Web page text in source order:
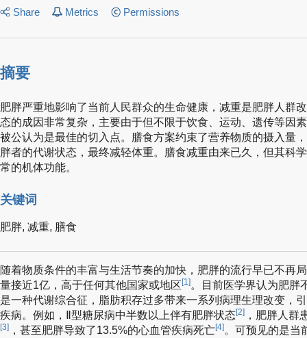
Share Metrics Permissions
摘要
肥胖严重地影响了当前人民群众的生命健康，减重是肥胖人群
态的成因非常复杂，主要由于但不限于饮食、运动、遗传等因
被公认为是最佳的切入点。膳食方案约束了营养物质的摄入量
胖者的代谢状态，最终减轻体重。膳食减重由来已久，但其科
常的机体功能。
关键词
肥胖, 减重, 膳食
随着物质条件的丰富与生活节奏的加快，肥胖的流行早已不再
量接近1亿，高于任何其他国家或地区[1]。目前医学界认为肥胖
是一种代谢综合征，脂肪积存过多带来一系列病理生理改变，
疾病。例如，Ⅱ型糖尿病中半数以上伴有肥胖状态[2] ，肥胖人群
[3] ，甚至肥胖导致了13.5%的心血管疾病死亡[4]。可预见的是当